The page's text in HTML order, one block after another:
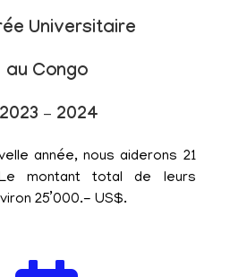
Universitaire
au Congo
2023 – 2024
année, nous aiderons 21
montant total de leurs
25’000.- US$.